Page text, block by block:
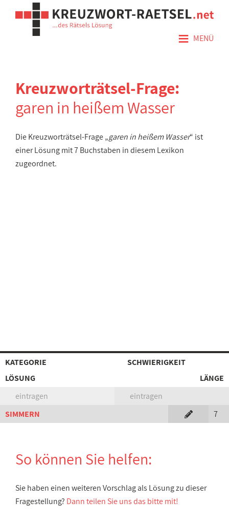
≡ MENÜ
Kreuzworträtsel-Frage:
garen in heißem Wasser
Die Kreuzworträtsel-Frage „garen in heißem Wasser“ ist
einer Lösung mit 7 Buchstaben in diesem Lexikon
zugeordnet.
KATEGORIE
SCHWIERIGKEIT
LÖSUNG
LÄNGE
eintragen
eintragen
SIMMERN
7
So können Sie helfen:
Sie haben einen weiteren Vorschlag als Lösung zu dieser
Fragestellung? Dann teilen Sie uns das bitte mit!